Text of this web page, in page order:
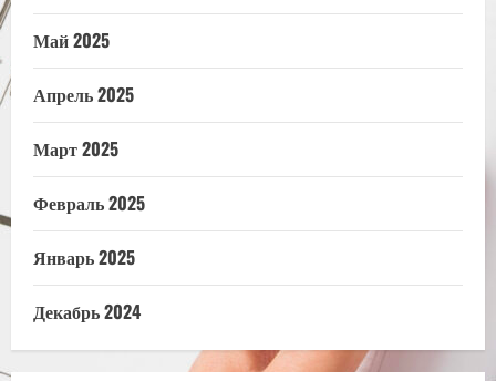
Май 2025
Апрель 2025
Март 2025
Февраль 2025
Январь 2025
Декабрь 2024